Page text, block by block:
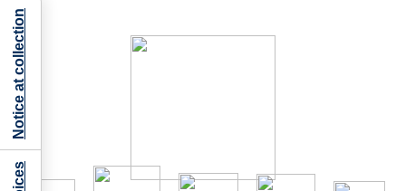
Notice at collection